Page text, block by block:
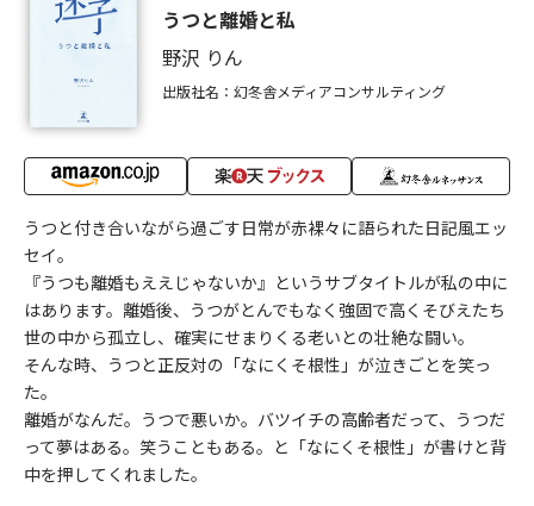
うつと離婚と私
野沢 りん
出版社名：幻冬舎メディアコンサルティング
うつと付き合いながら過ごす日常が赤裸々に語られた日記風エッ
セイ。
『うつも離婚もええじゃないか』というサブタイトルが私の中に
はあります。離婚後、うつがとんでもなく強固で高くそびえたち
世の中から孤立し、確実にせまりくる老いとの壮絶な闘い。
そんな時、うつと正反対の「なにくそ根性」が泣きごとを笑っ
た。
離婚がなんだ。うつで悪いか。バツイチの高齢者だって、うつだ
って夢はある。笑うこともある。と「なにくそ根性」が書けと背
中を押してくれました。